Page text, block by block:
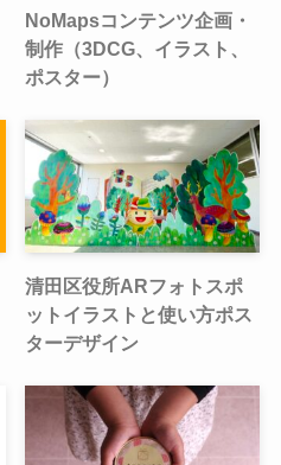
NoMapsコンテンツ企画・
制作（3DCG、イラスト、
ポスター）
清田区役所ARフォトスポ
ットイラストと使い方ポス
ターデザイン